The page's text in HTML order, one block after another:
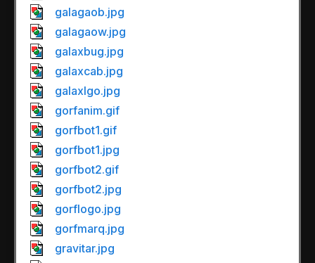
galagaob.jpg
galagaow.jpg
galaxbug.jpg
galaxcab.jpg
galaxlgo.jpg
gorfanim.gif
gorfbot1.gif
gorfbot1.jpg
gorfbot2.gif
gorfbot2.jpg
gorflogo.jpg
gorfmarq.jpg
gravitar.jpg